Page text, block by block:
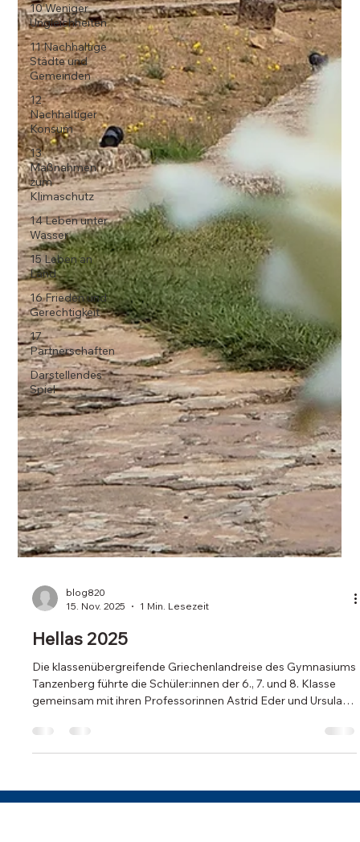
10 Weniger
Ungleichheiten
11 Nachhaltige
Städte und
Gemeinden
12
Nachhaltiger
Konsum
13
Maßnahmen
zum
Klimaschutz
14 Leben unter
Wasser
15 Leben an
Land
16 Frieden und
Gerechtigkeit
17
Partnerschaften
Darstellendes
Spiel
15. Nov. 2025
Hellas 2025
Die klassenübergreifende Griechenlandreise des Gymnasiums
gemeinsam mit ihren Professorinnen Astrid Eder und Ursula